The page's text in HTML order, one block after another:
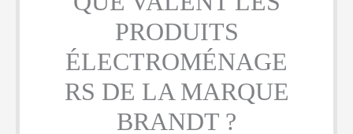
PRODUITS
ÉLECTROMÉNAGE
RS DE LA MARQUE
BRANDT ?